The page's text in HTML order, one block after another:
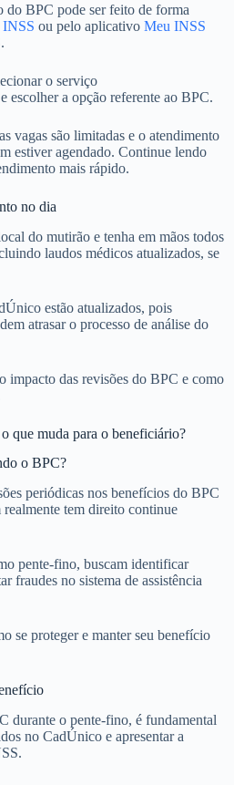
do BPC pode ser feito de forma
ou pelo aplicativo Meu INSS
o serviço
escolher a opção referente ao BPC.
vagas são limitadas e o atendimento
estiver agendado. Continue lendo
mais rápido.
no dia
do mutirão e tenha em mãos todos
laudos médicos atualizados, se
estão atualizados, pois
atrasar o processo de análise do
impacto das revisões do BPC e como
que muda para o beneficiário?
o BPC?
periódicas nos benefícios do BPC
realmente tem direito continue
pente-fino, buscam identificar
fraudes no sistema de assistência
se proteger e manter seu benefício
durante o pente-fino, é fundamental
no CadÚnico e apresentar a